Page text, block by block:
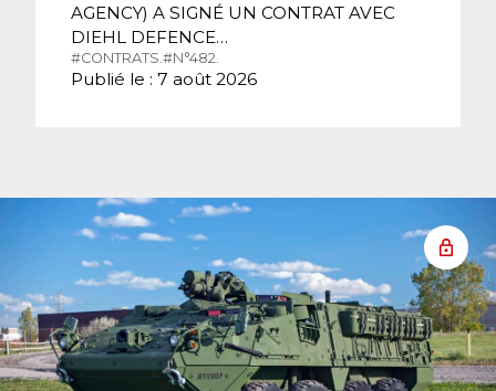
AGENCY) A SIGNÉ UN CONTRAT AVEC
DIEHL DEFENCE…
#CONTRATS. #N°482.
Publié le : 7 août 2026